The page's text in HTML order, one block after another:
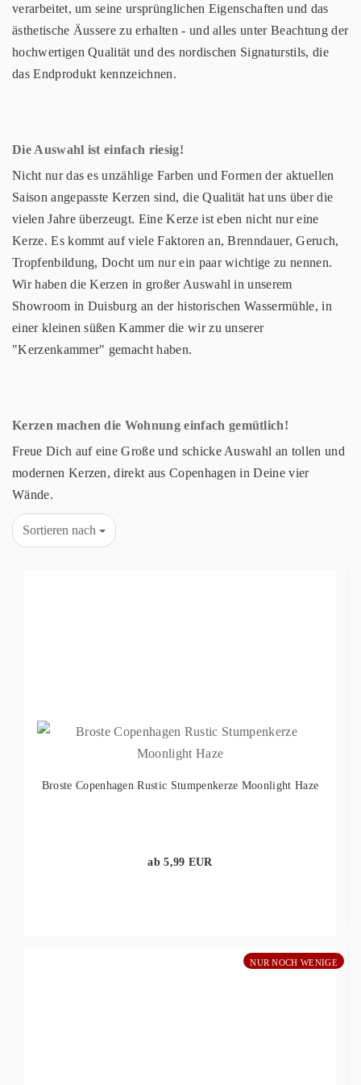
verarbeitet, um seine ursprünglichen Eigenschaften und das
ästhetische Äussere zu erhalten - und alles unter Beachtung der
hochwertigen Qualität und des nordischen Signaturstils, die
das Endprodukt kennzeichnen.
Die Auswahl ist einfach riesig!
Nicht nur das es unzählige Farben und Formen der aktuellen
Saison angepasste Kerzen sind, die Qualität hat uns über die
vielen Jahre überzeugt. Eine Kerze ist eben nicht nur eine
Kerze. Es kommt auf viele Faktoren an, Brenndauer, Geruch,
Tropfenbildung, Docht um nur ein paar wichtige zu nennen.
Wir haben die Kerzen in großer Auswahl in unserem
Showroom in Duisburg an der historischen Wassermühle, in
einer kleinen süßen Kammer die wir zu unserer
"Kerzenkammer" gemacht haben.
Kerzen machen die Wohnung einfach gemütlich!
Freue Dich auf eine Große und schicke Auswahl an tollen und
modernen Kerzen, direkt aus Copenhagen in Deine vier
Wände.
Sortieren nach
Broste Copenhagen Rustic Stumpenkerze Moonlight Haze
ab 5,99 EUR
NUR NOCH WENIGE